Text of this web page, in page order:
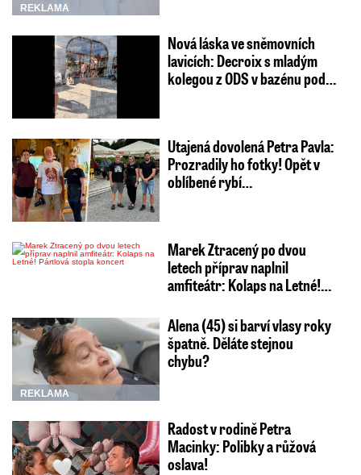
REKLAMA
Nová láska ve sněmovních
lavicích: Decroix s mladým
kolegou z ODS v bazénu pod…
Utajená dovolená Petra Pavla:
Prozradily ho fotky! Opět v
oblíbené rybí…
Marek Ztracený po dvou
letech příprav naplnil
amfiteátr: Kolaps na Letné!…
REKLAMA
Alena (45) si barví vlasy roky
špatně. Děláte stejnou
chybu?
Radost v rodině Petra
Macinky: Polibky a růžová
oslava!